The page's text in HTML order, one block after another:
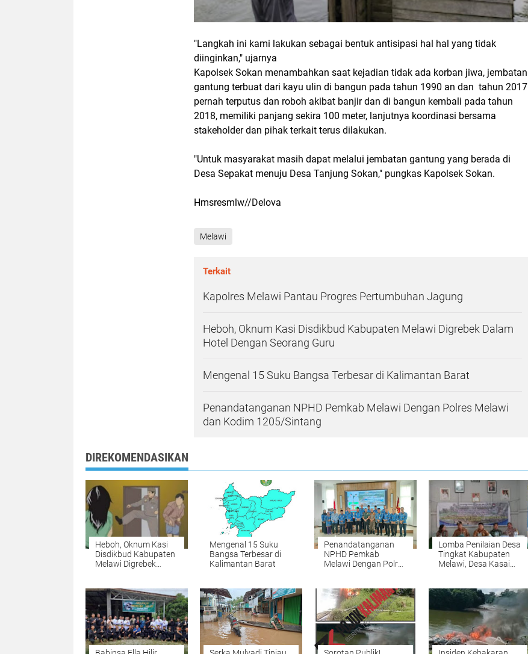
"Langkah ini kami lakukan sebagai bentuk antisipasi hal hal yang tidak
diinginkan," ujarnya
Kapolsek Sokan menambahkan saat kejadian tidak ada korban jiwa, jembatan
gantung terbuat dari kayu ulin di bangun pada tahun 1990 an dan tahun 2017
pernah terputus dan roboh akibat banjir dan di bangun kembali pada tahun
2018, memiliki panjang sekira 100 meter, lanjutnya koordinasi bersama
stakeholder dan pihak terkait terus dilakukan.
"Untuk masyarakat masih dapat melalui jembatan gantung yang berada di
Desa Sepakat menuju Desa Tanjung Sokan," pungkas Kapolsek Sokan.
Hmsresmlw//Delova
Melawi
Terkait
Kapolres Melawi Pantau Progres Pertumbuhan Jagung
Heboh, Oknum Kasi Disdikbud Kabupaten Melawi Digrebek Dalam
Hotel Dengan Seorang Guru
Mengenal 15 Suku Bangsa Terbesar di Kalimantan Barat
Penandatanganan NPHD Pemkab Melawi Dengan Polres Melawi
dan Kodim 1205/Sintang
DIREKOMENDASIKAN
Heboh, Oknum Kasi
Disdikbud Kabupaten
Melawi Digrebek
Mengenal 15 Suku
Bangsa Terbesar di
Kalimantan Barat
Penandatanganan
NPHD Pemkab
Melawi Dengan Polres
Lomba Penilaian Desa
Tingkat Kabupaten
Melawi, Desa Kasai